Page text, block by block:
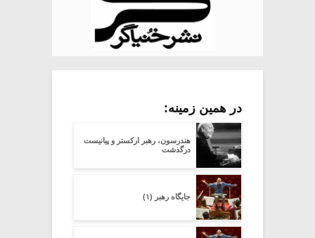
در همین زمینه:
هندرسون، رهبر ارکستر و پیانیست
درگذشت
جایگاه رهبر (۱)